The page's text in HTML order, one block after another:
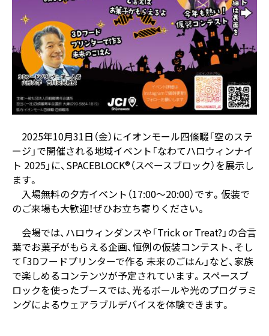
2025年10月31日（金）にイオンモール四條畷「空のステ
ージ」で開催される地域イベント「なわてハロウィンナイ
ト 2025」に、SPACEBLOCK®（スペースブロック）を展示し
ます。
入場無料の夕方イベント（17:00～20:00）です。仮装で
のご来場も大歓迎！ぜひお立ち寄りください。
会場では、ハロウィンダンスや「Trick or Treat?」の合言
葉でお菓子がもらえる企画、恒例の仮装コンテスト、そし
て「3Dフードプリンターで作る 未来のごはん」など、家族
で楽しめるコンテンツが予定されています。スペースブ
ロックを使ったブースでは、光るボールや光のプログラミ
ングによるウェアラブルデバイスを体験できます。